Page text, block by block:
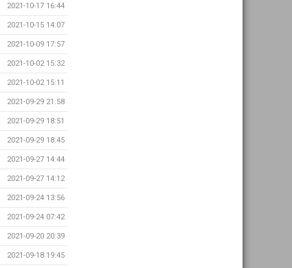
2021-10-17 16:44
2021-10-15 14:07
2021-10-09 17:57
2021-10-02 15:32
2021-10-02 15:11
2021-09-29 21:58
2021-09-29 18:51
2021-09-29 18:45
2021-09-27 14:44
2021-09-27 14:12
2021-09-24 13:56
2021-09-24 07:42
2021-09-20 20:39
2021-09-18 19:45